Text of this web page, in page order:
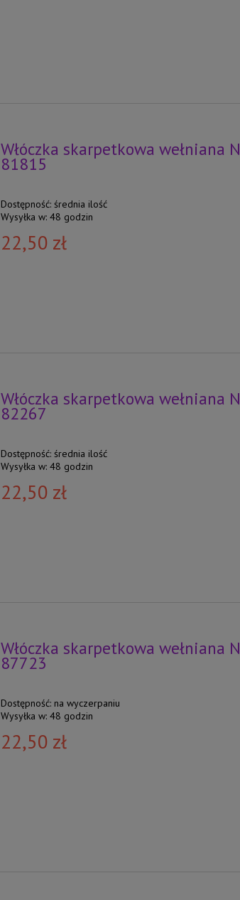
Włóczka skarpetkowa wełniana
81815
Dostępność: średnia ilość
Wysyłka w: 48 godzin
22,50 zł
Włóczka skarpetkowa wełniana
82267
Dostępność: średnia ilość
Wysyłka w: 48 godzin
22,50 zł
Włóczka skarpetkowa wełniana
87723
Dostępność: na wyczerpaniu
Wysyłka w: 48 godzin
22,50 zł